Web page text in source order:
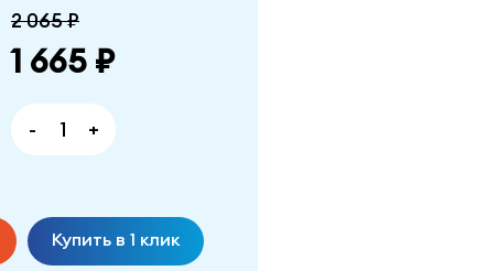
2 065 ₽
1 665 ₽
- +
Купить в 1 клик